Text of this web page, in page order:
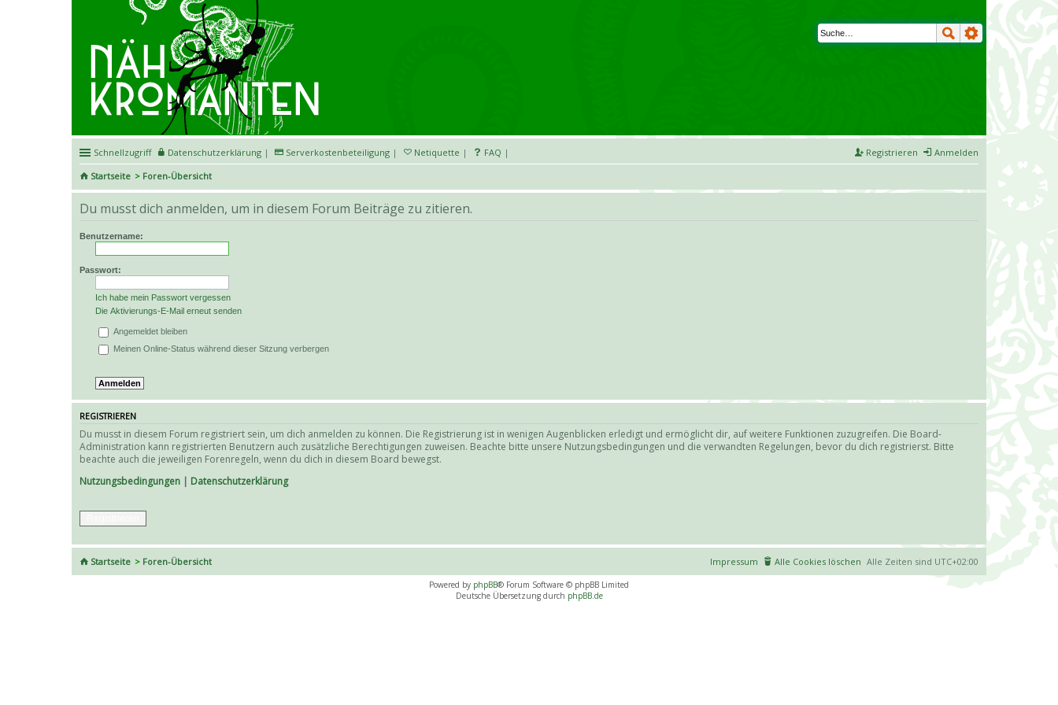
Schnellzugriff Datenschutzerklärung | Serverkostenbeteiligung | Netiquette | FAQ | Anmelden
Registrieren
Startseite
Foren-Übersicht
Du musst dich anmelden, um in diesem Forum Beiträge zu zitieren.
Benutzername:
Passwort:
Ich habe mein Passwort vergessen
Die Aktivierungs-E-Mail erneut senden
Angemeldet bleiben
Meinen Online-Status während dieser Sitzung verbergen
REGISTRIEREN
Du musst in diesem Forum registriert sein, um dich anmelden zu können. Die Registrierung ist in wenigen Augenblicken erledigt und ermöglicht dir, auf weitere Funktionen zuzugreifen. Die Board-
Administration kann registrierten Benutzern auch zusätzliche Berechtigungen zuweisen. Beachte bitte unsere Nutzungsbedingungen und die verwandten Regelungen, bevor du dich registrierst. Bitte
beachte auch die jeweiligen Forenregeln, wenn du dich in diesem Board bewegst.
Nutzungsbedingungen
Datenschutzerklärung
Startseite Foren-Übersicht Alle Zeiten sind UTC+02:00
Alle Cookies löschen
Impressum
Powered by phpBB® Forum Software © phpBB Limited
Deutsche Übersetzung durch phpBB.de